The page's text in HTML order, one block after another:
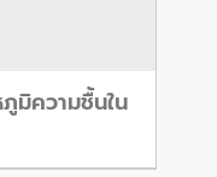
มิความชื้นใน